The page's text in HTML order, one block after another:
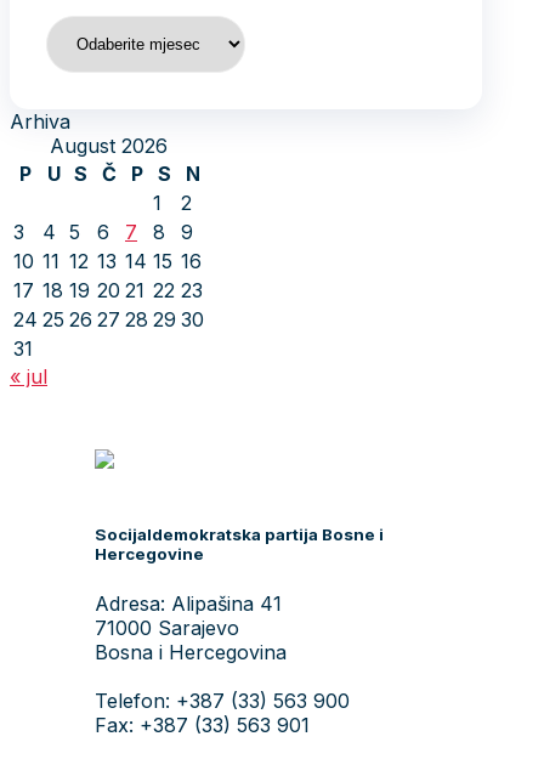
Arhiva
Arhiva
August 2026
P
U S Č P S
N
1
2
3
4 5 6 7 8
9
10 11 12 13 14 15 16
17 18 19 20 21 22 23
24 25 26 27 28 29 30
31
« jul
Socijaldemokratska partija Bosne i
Hercegovine
Adresa: Alipašina 41
71000 Sarajevo
Bosna i Hercegovina
Telefon: +387 (33) 563 900
Fax: +387 (33) 563 901